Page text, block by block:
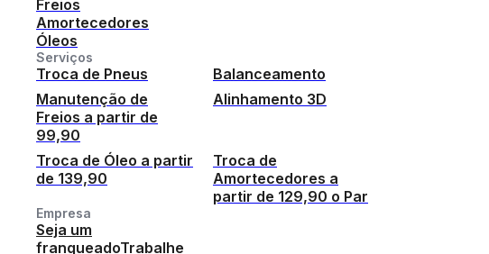
Freios
Amortecedores
Óleos
Serviços
Troca de Pneus
Balanceamento
Manutenção de
Freios a partir de
99,90
Alinhamento 3D
Troca de Óleo a partir
de 139,90
Troca de
Amortecedores a
partir de 129,90 o Par
Empresa
Seja um
franqueadoTrabalhe